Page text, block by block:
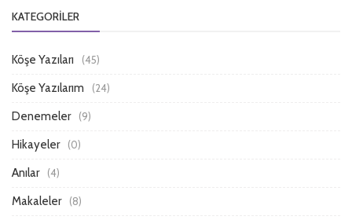
KATEGORILER
Köşe Yazıları (45)
Köşe Yazılarım (24)
Denemeler (9)
Hikayeler (0)
Anılar (4)
Makaleler (8)